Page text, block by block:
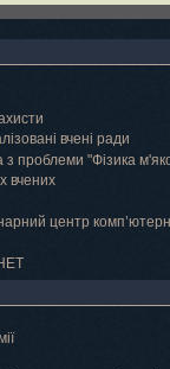
вчені ради
з проблеми "Фізика
вчених
центр